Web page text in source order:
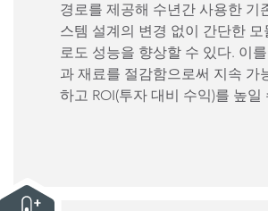
경로를 제공해 수년간 사용한 기
스템 설계의 변경 없이 간단한 모
로도 성능을 향상할 수 있다. 이
과 재료를 절감함으로써 지속 가
하고 ROI(투자 대비 수익)를 높일